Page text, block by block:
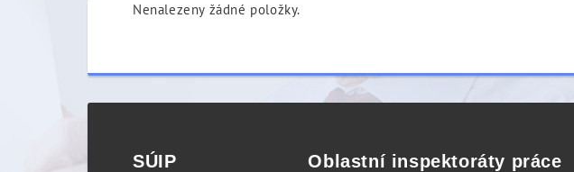
Nenalezeny žádné položky.
SÚIP Oblastní inspektoráty práce